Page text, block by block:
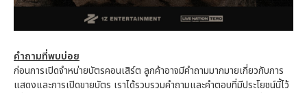
คำถามที่พบบ่อย
ก่อนการเปิดจำหน่ายบัตรคอนเสิร์ต ลูกค้าอาจมีคำถามมากมายเกี่ยวกับการ
แสดงและการเปิดขายบัตร เราได้รวบรวมคำถามและคำตอบที่มีประโยชน์นี้ไว้